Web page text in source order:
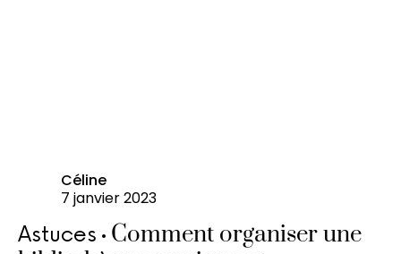
Céline
7 janvier 2023
Astuces
Comment organiser une